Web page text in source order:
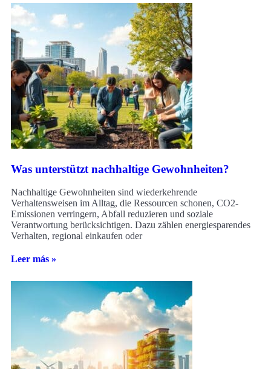
Was unterstützt nachhaltige Gewohnheiten?
Nachhaltige Gewohnheiten sind wiederkehrende
Verhaltensweisen im Alltag, die Ressourcen schonen, CO2-
Emissionen verringern, Abfall reduzieren und soziale
Verantwortung berücksichtigen. Dazu zählen energiesparendes
Verhalten, regional einkaufen oder
Leer más »